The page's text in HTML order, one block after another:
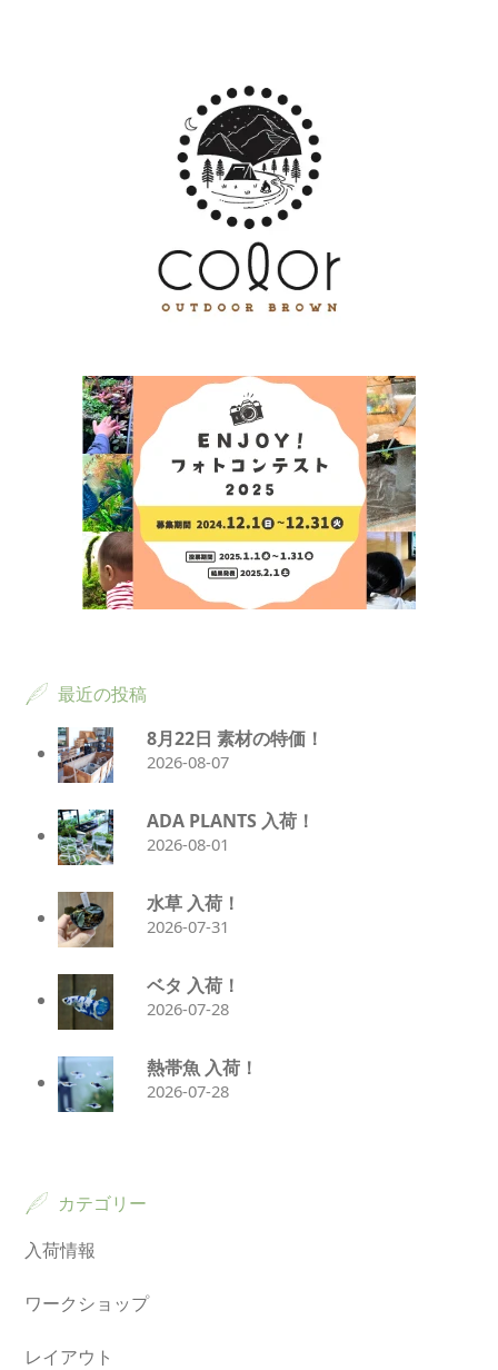
最近の投稿
8月22日 素材の特価！
2026-08-07
ADA PLANTS 入荷！
2026-08-01
水草 入荷！
2026-07-31
ベタ 入荷！
2026-07-28
熱帯魚 入荷！
2026-07-28
カテゴリー
入荷情報
ワークショップ
レイアウト